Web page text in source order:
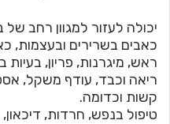
יכולה לעזור למגוון רחב של
כאבים בשרירים ובעצמות,
ראש, מיגרנות, פריון, בעיות
ריאה וכבד, עודף משקל,
קשות וכדומה.
טיפול בנפש, חרדות,